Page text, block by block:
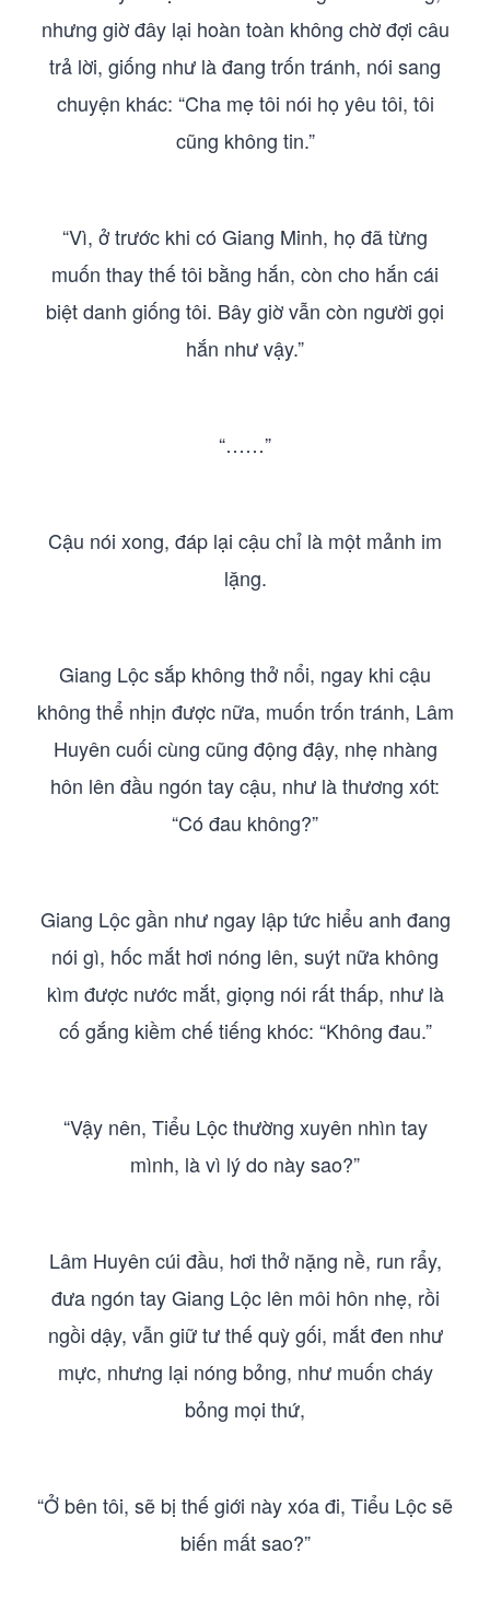
nhưng giờ đây lại hoàn toàn không chờ đợi câu
trả lời, giống như là đang trốn tránh, nói sang
chuyện khác: “Cha mẹ tôi nói họ yêu tôi, tôi
cũng không tin.”
“Vì, ở trước khi có Giang Minh, họ đã từng
muốn thay thế tôi bằng hắn, còn cho hắn cái
biệt danh giống tôi. Bây giờ vẫn còn người gọi
hắn như vậy.”
“……”
Cậu nói xong, đáp lại cậu chỉ là một mảnh im
lặng.
Giang Lộc sắp không thở nổi, ngay khi cậu
không thể nhịn được nữa, muốn trốn tránh, Lâm
Huyên cuối cùng cũng động đậy, nhẹ nhàng
hôn lên đầu ngón tay cậu, như là thương xót:
“Có đau không?”
Giang Lộc gần như ngay lập tức hiểu anh đang
nói gì, hốc mắt hơi nóng lên, suýt nữa không
kìm được nước mắt, giọng nói rất thấp, như là
cố gắng kiềm chế tiếng khóc: “Không đau.”
“Vậy nên, Tiểu Lộc thường xuyên nhìn tay
mình, là vì lý do này sao?”
Lâm Huyên cúi đầu, hơi thở nặng nề, run rẩy,
đưa ngón tay Giang Lộc lên môi hôn nhẹ, rồi
ngồi dậy, vẫn giữ tư thế quỳ gối, mắt đen như
mực, nhưng lại nóng bỏng, như muốn cháy
bỏng mọi thứ,
“Ở bên tôi, sẽ bị thế giới này xóa đi, Tiểu Lộc sẽ
biến mất sao?”